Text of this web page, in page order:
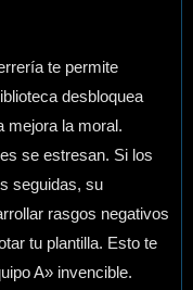
te permite
desbloquea
mejora la moral.
se estresan. Si los
seguidas, su
rasgos negativos
tu plantilla. Esto te
A» invencible.